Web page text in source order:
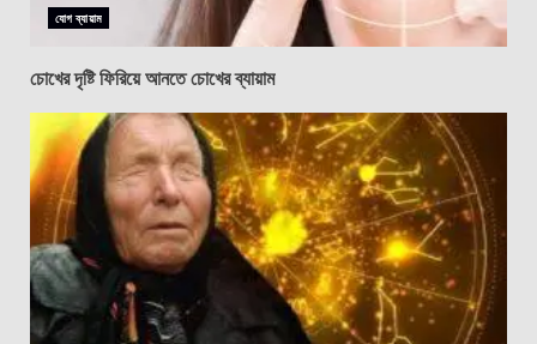
যোগ ব্যায়াম
চোখের দৃষ্টি ফিরিয়ে আনতে চোখের ব্যায়াম